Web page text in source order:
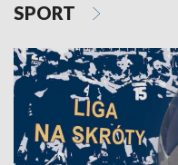
SPORT